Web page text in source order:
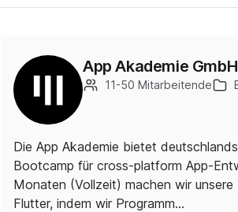
App Akademie GmbH
11-50 Mitarbeitende
Die App Akademie bietet
Bootcamp für cross-platform App-
Monaten (Vollzeit) machen wir unsere
Flutter, indem wir Programm…